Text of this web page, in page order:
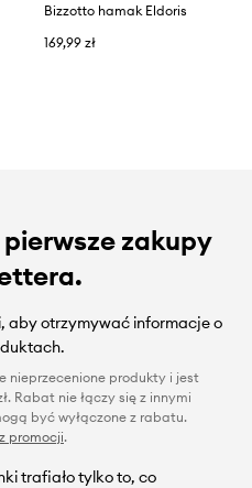
Bizzotto hamak Eldoris
169,99 zł
zakupy
aby otrzymywać informacje o
nieprzecenione produkty i jest
Rabat nie łączy się z innymi
być wyłączone z rabatu.
promocji.
trafiało tylko to, co